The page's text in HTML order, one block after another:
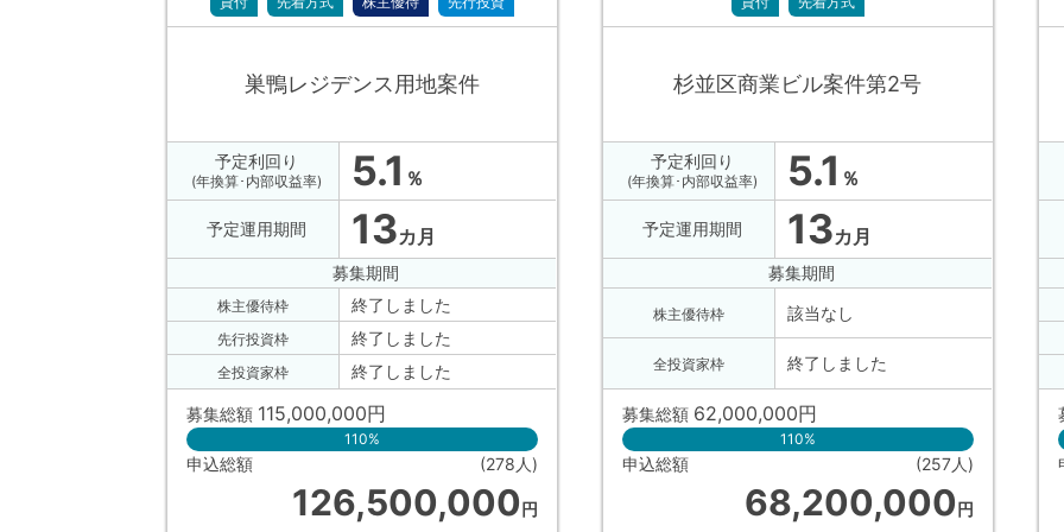
巣鴨レジデンス用地案件
予定利回り
(年換算･内部収益率) 5.1 ％
予定運用期間 13カ月
募集期間
株主優待枠
先行投資枠
全投資家枠
終了しました
終了しました
終了しました
募集総額 115,000,000円
110%
申込総額 (278人)
126,500,000円
杉並区商業ビル案件第2号
予定利回り
(年換算･内部収益率) 5.1 ％
予定運用期間 13カ月
募集期間
株主優待枠
全投資家枠
該当なし
終了しました
募集総額 62,000,000円
110%
申込総額 (257人)
68,200,000円